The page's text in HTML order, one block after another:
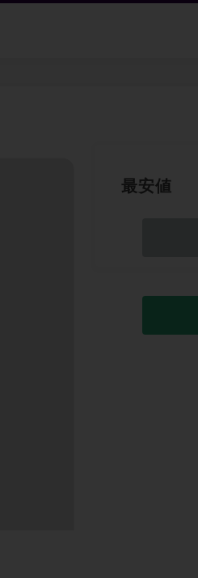
最安値